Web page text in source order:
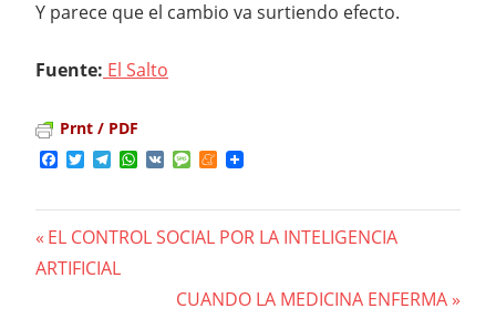
Y parece que el cambio va surtiendo efecto.
Fuente: El Salto
Prnt / PDF
Facebook
TwitterTelegram
WhatsApp
VK MessageMeneame
Navegación
Previous
Post:
EL CONTROL SOCIAL POR LA INTELIGENCIA
ARTIFICIAL
Next
CUANDO LA MEDICINA ENFERMA